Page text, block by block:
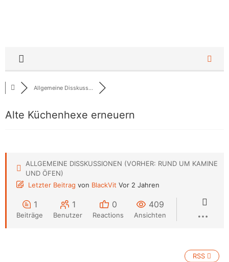
Allgemeine Disskuss...
Alte Küchenhexe erneuern
ALLGEMEINE DISSKUSSIONEN (VORHER: RUND UM KAMINE
UND ÖFEN)
Letzter Beitrag von BlackVit Vor 2 Jahren
1
Beiträge
1
Benutzer
0
Reactions
409
Ansichten
RSS